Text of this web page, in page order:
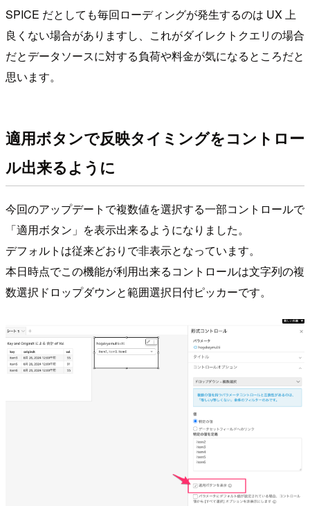
SPICE だとしても毎回ローディングが発生するのは UX 上
良くない場合がありますし、これがダイレクトクエリの場合
だとデータソースに対する負荷や料金が気になるところだと
思います。
適用ボタンで反映タイミングをコントロー
ル出来るように
今回のアップデートで複数値を選択する一部コントロールで
「適用ボタン」を表示出来るようになりました。
デフォルトは従来どおりで非表示となっています。
本日時点でこの機能が利用出来るコントロールは文字列の複
数選択ドロップダウンと範囲選択日付ピッカーです。